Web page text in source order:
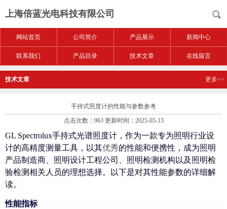
上海倍蓝光电科技有限公司
网站首页 公司简介 产品展示 新闻中心
联系我们 产品目录 技术文章 在线留言
技术文章 更多>>
手持式照度计的性能与参数参考
点击次数：963 更新时间：2025-05-13
GL Spectrolux手持式光谱照度计，作为一款专为照明行业设
计的高精度测量工具，以其优秀的性能和便携性，成为照明
产品制造商、照明设计工程公司、照明检测机构以及照明检
验检测相关人员的理想选择。以下是对其性能参数的详细解
读。
性能指标